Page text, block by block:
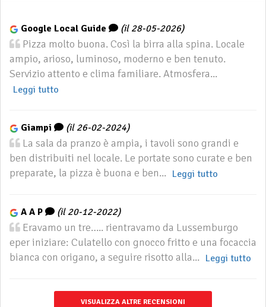
Google Local Guide (il 28-05-2026)
Pizza molto buona. Così la birra alla spina. Locale
ampio, arioso, luminoso, moderno e ben tenuto.
Servizio attento e clima familiare. Atmosfera...
Leggi tutto
Giampi (il 26-02-2024)
La sala da pranzo è ampia, i tavoli sono grandi e
ben distribuiti nel locale. Le portate sono curate e ben
preparate, la pizza è buona e ben... Leggi tutto
A A P (il 20-12-2022)
Eravamo un tre….. rientravamo da Lussemburgo
eper iniziare: Culatello con gnocco fritto e una focaccia
bianca con origano, a seguire risotto alla... Leggi tutto
VISUALIZZA ALTRE RECENSIONI